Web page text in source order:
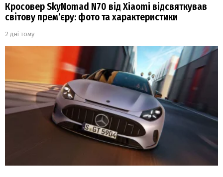
Кросовер SkyNomad N70 від Xiaomi відсвяткував
світову прем’єру: фото та характеристики
2 дні тому